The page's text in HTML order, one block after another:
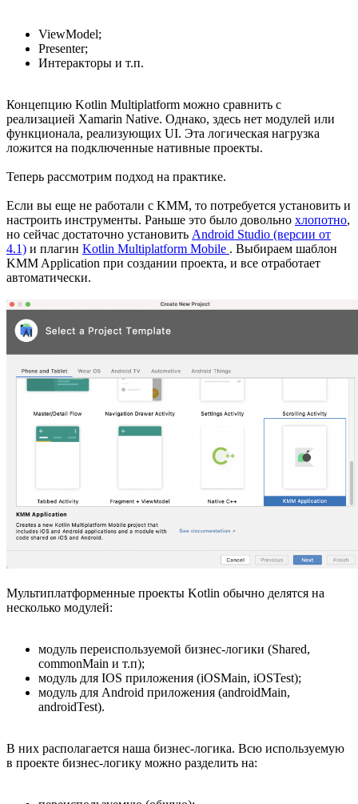
ViewModel;
Presenter;
Интеракторы и т.п.
Концепцию Kotlin Multiplatform можно сравнить с
реализацией Xamarin Native. Однако, здесь нет модулей или
функционала, реализующих UI. Эта логическая нагрузка
ложится на подключенные нативные проекты.
Теперь рассмотрим подход на практике.
Если вы еще не работали с KMM, то потребуется установить и
настроить инструменты. Раньше это было довольно хлопотно,
но сейчас достаточно установить Android Studio (версии от
4.1) и плагин Kotlin Multiplatform Mobile . Выбираем шаблон
KMM Application при создании проекта, и все отработает
автоматически.
Мультиплатформенные проекты Kotlin обычно делятся на
несколько модулей:
модуль переиспользуемой бизнес-логики (Shared,
commonMain и т.п);
модуль для IOS приложения (iOSMain, iOSTest);
модуль для Android приложения (androidMain,
androidTest).
В них располагается наша бизнес-логика. Всю используемую
в проекте бизнес-логику можно разделить на: